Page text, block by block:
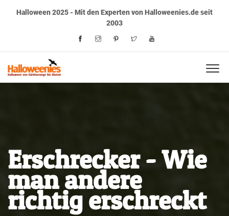
Halloween 2025 - Mit den Experten von Halloweenies.de seit
2003
Erschrecker - Wie
man andere
richtig erschreckt